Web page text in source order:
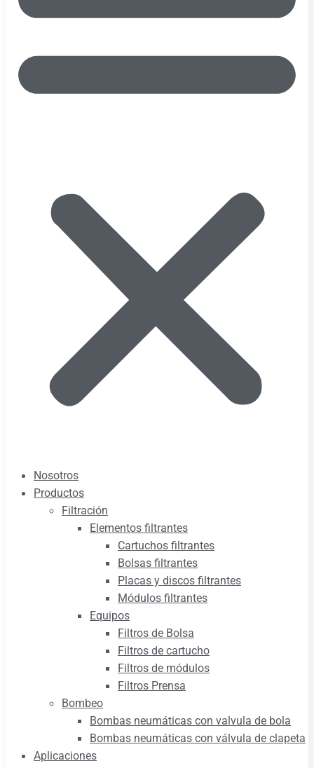
Nosotros
Productos
Filtración
Elementos filtrantes
Cartuchos filtrantes
Bolsas filtrantes
Placas y discos filtrantes
Módulos filtrantes
Equipos
Filtros de Bolsa
Filtros de cartucho
Filtros de módulos
Filtros Prensa
Bombeo
Bombas neumáticas con valvula de bola
Bombas neumáticas con válvula de clapeta
Aplicaciones